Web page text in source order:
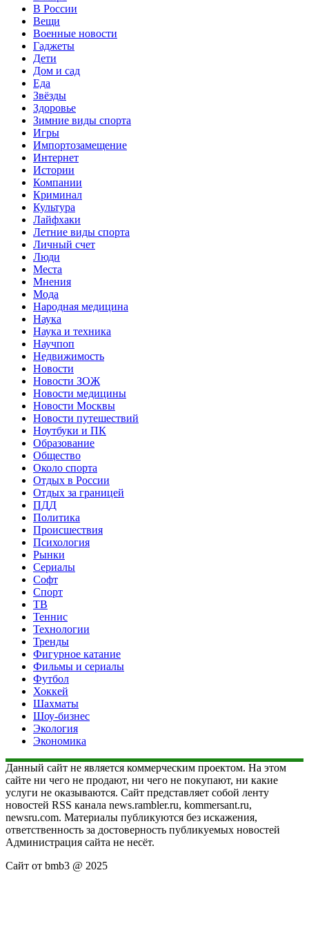
В России
Вещи
Военные новости
Гаджеты
Дети
Дом и сад
Еда
Звёзды
Здоровье
Зимние виды спорта
Игры
Импортозамещение
Интернет
Истории
Компании
Криминал
Культура
Лайфхаки
Летние виды спорта
Личный счет
Люди
Места
Мнения
Мода
Народная медицина
Наука
Наука и техника
Научпоп
Недвижимость
Новости
Новости ЗОЖ
Новости медицины
Новости Москвы
Новости путешествий
Ноутбуки и ПК
Образование
Общество
Около спорта
Отдых в России
Отдых за границей
ПДД
Политика
Происшествия
Психология
Рынки
Сериалы
Софт
Спорт
ТВ
Теннис
Технологии
Тренды
Фигурное катание
Фильмы и сериалы
Футбол
Хоккей
Шахматы
Шоу-бизнес
Экология
Экономика
Данный сайт не является коммерческим проектом. На этом
сайте ни чего не продают, ни чего не покупают, ни какие
услуги не оказываются. Сайт представляет собой ленту
новостей RSS канала news.rambler.ru, kommersant.ru,
newsru.com. Материалы публикуются без искажения,
ответственность за достоверность публикуемых новостей
Администрация сайта не несёт.
Сайт от bmb3 @ 2025